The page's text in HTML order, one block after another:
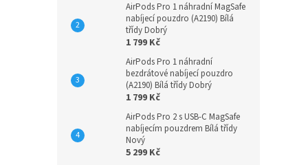
AirPods Pro 1 náhradní MagSafe
nabíjecí pouzdro (A2190) Bílá
třídy Dobrý
1 799 Kč
AirPods Pro 1 náhradní
bezdrátové nabíjecí pouzdro
(A2190) Bílá třídy Dobrý
1 799 Kč
AirPods Pro 2 s USB-C MagSafe
nabíjecím pouzdrem Bílá třídy
Nový
5 299 Kč